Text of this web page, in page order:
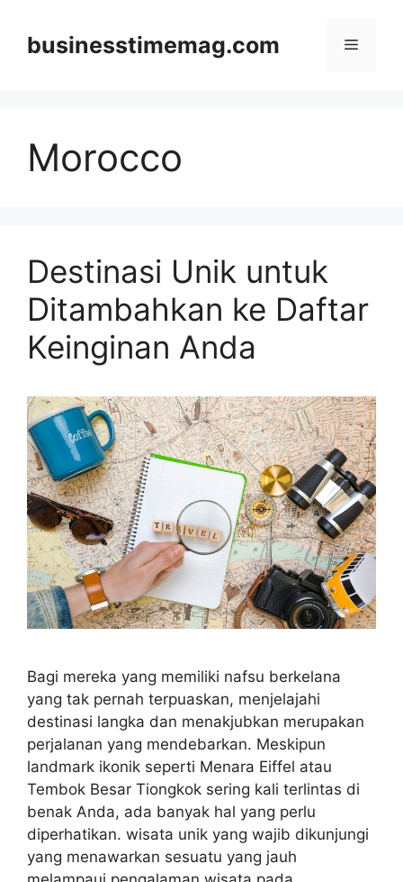
contentbusinesstimemag.com Menu
Morocco
Destinasi Unik untuk
Ditambahkan ke Daftar
Keinginan Anda
Bagi mereka yang memiliki nafsu berkelana
yang tak pernah terpuaskan, menjelajahi
destinasi langka dan menakjubkan merupakan
perjalanan yang mendebarkan. Meskipun
landmark ikonik seperti Menara Eiffel atau
Tembok Besar Tiongkok sering kali terlintas di
benak Anda, ada banyak hal yang perlu
diperhatikan. wisata unik yang wajib dikunjungi
yang menawarkan sesuatu yang jauh